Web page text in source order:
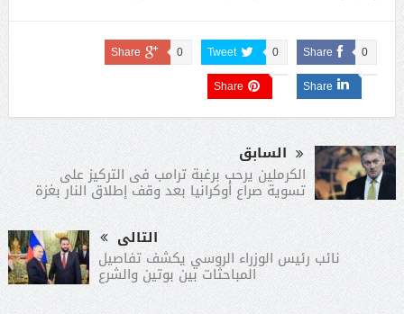
Share 0
Tweet 0
Share 0
Share
Share
السابق
الكرملين يرحب برغبة ترامب فى التركيز على
تسوية صراع أوكرانيا بعد وقف إطلاق النار بغزة
التالى
نائب رئيس الوزراء الروسي يكشف تفاصيل
المباحثات بين بوتين والشرع